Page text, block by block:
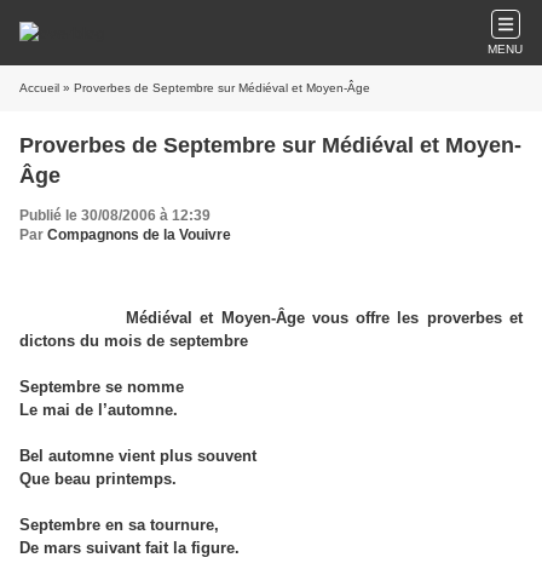
MENU
Accueil » Proverbes de Septembre sur Médiéval et Moyen-Âge
Proverbes de Septembre sur Médiéval et Moyen-
Âge
Publié le 30/08/2006 à 12:39
Par Compagnons de la Vouivre
Médiéval et Moyen-Âge vous offre les proverbes et
dictons du mois de septembre
Septembre se nomme
Le mai de l’automne.
Bel automne vient plus souvent
Que beau printemps.
Septembre en sa tournure,
De mars suivant fait la figure.